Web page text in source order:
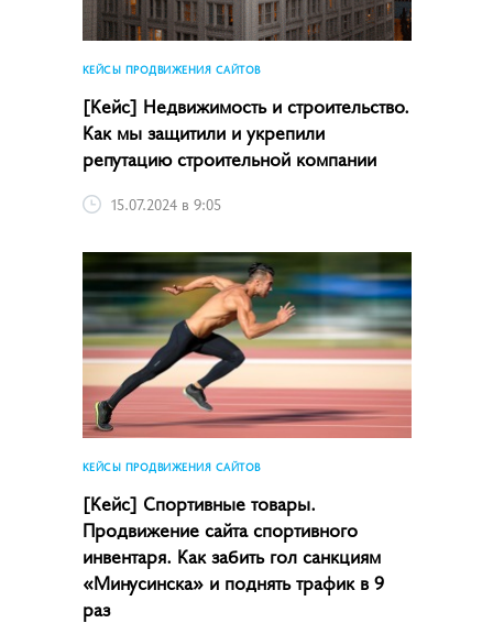
КЕЙСЫ ПРОДВИЖЕНИЯ САЙТОВ
[Кейс] Недвижимость и строительство.
Как мы защитили и укрепили
репутацию строительной компании
15.07.2024 в 9:05
КЕЙСЫ ПРОДВИЖЕНИЯ САЙТОВ
[Кейс] Спортивные товары.
Продвижение сайта спортивного
инвентаря. Как забить гол санкциям
«Минусинска» и поднять трафик в 9
раз